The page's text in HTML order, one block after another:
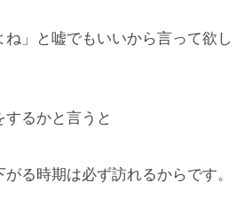
ね」と嘘でもいいから言って欲し
するかと言うと
る時期は必ず訪れるからです。